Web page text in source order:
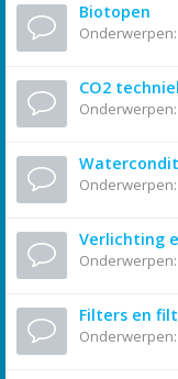
Biotopen
Onderwerpen:
CO2
Onderwerpen:
Onderwerpen:
Verlichting
Onderwerpen:
Filters en
Onderwerpen: